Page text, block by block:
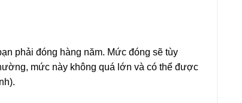
phải đóng hàng năm. Mức đóng sẽ tùy
mức này không quá lớn và có thể được